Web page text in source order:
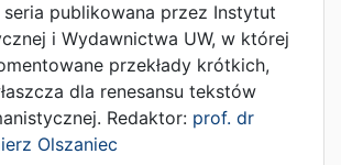
publikowana przez Instytut
i Wydawnictwa UW, w której
przekłady krótkich,
dla renesansu tekstów
Redaktor: prof. dr
Olszaniec